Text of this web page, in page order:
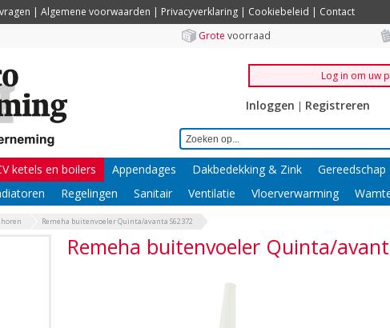
| Algemene voorwaarden | Privacyverklaring | Cookiebeleid | Contact
Grote voorraad
Log in om uw
Inloggen | Registreren
ketels en boilers Appendages Dakbedekking & Zink Gereedschap
Regelingen Sanitair Ventilatie Vloerverwarming
Remeha buitenvoeler Quinta/avanta S62372
Remeha buitenvoeler Quinta/